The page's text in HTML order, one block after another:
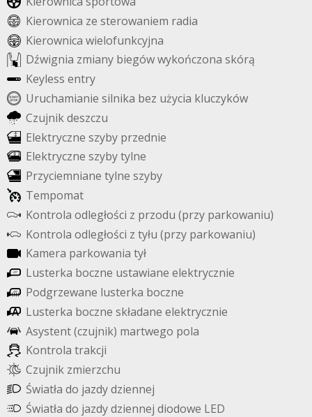
Kierownica ze sterowaniem radia
Kierownica wielofunkcyjna
Dźwignia zmiany biegówwykończona skórą
Keyless entry
Uruchamianie silnika bez użycia kluczyków
Czujnikdeszczu
Elektryczne szyby przednie
Elektryczne szybytylne
Przyciemniane tylne szyby
Tempomat
Kontrola odległości z przodu (przy parkowaniu)
Kontrola odległości z tyłu (przy parkowaniu)
Kamera parkowania tył
Lusterka boczne ustawiane elektrycznie
Podgrzewane lusterka boczne
Lusterka boczne składane elektrycznie
Asystent(czujnik) martwego pola
Kontrola trakcji
Czujnik zmierzchu
Światła do jazdydziennej
Światła do jazdydziennej diodowe LED